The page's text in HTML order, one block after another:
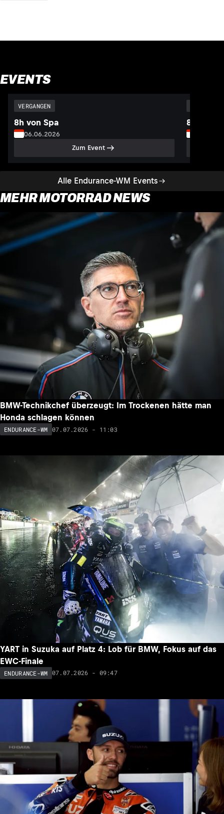
EVENTS
Alle Endurance-WM Events
VERGANGEN
8h von Spa
06.06.2026
Zum Event
8h von
MEHR MOTORRAD NEWS
BMW-Technikchef überzeugt: Im Trockenen hätte man
Honda schlagen können
ENDURANCE-WM 07.07.2026 - 11:03
YART in Suzuka auf Platz 4: Lob für BMW, Fokus auf das
EWC-Finale
ENDURANCE-WM 07.07.2026 - 09:47